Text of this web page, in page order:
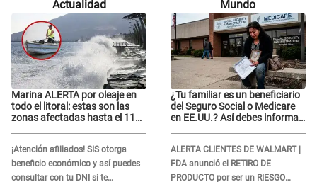
Actualidad
Marina ALERTA por oleaje en
todo el litoral: estas son las
zonas afectadas hasta el 11
¡Atención afiliados! SIS otorga
beneficio económico y así puedes
consultar con tu DNI si te
Mundo
¿Tu familiar es un beneficiario
del Seguro Social o Medicare
en EE.UU.? Así debes informar
ALERTA CLIENTES DE WALMART |
FDA anunció el RETIRO DE
PRODUCTO por ser un RIESGO